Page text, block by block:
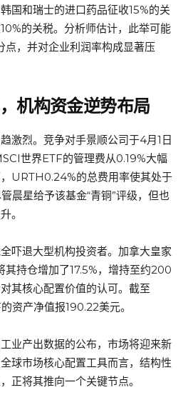
国和瑞士的进口药品征收15%的关
的关税。分析师估计，此举可能
点，并对企业利润率构成显著压
机构资金逆势布局
激烈。竞争对手景顺公司于4月1日
世界ETF的管理费从0.19%大幅
URTH0.24%的总费用率使其处于
晨星给予该基金“青铜”评级，但也
。
吓退大型机构投资者。加拿大皇家
持仓增加了17.5%，增持至约200
其核心配置价值的认可。截至
资产净值报190.22美元。
业产出数据的公布，市场将迎来新
球市场核心配置工具而言，结构性
正将其推向一个关键节点。